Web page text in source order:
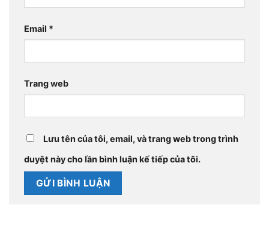
Email *
Trang web
Lưu tên của tôi, email, và trang web trong trình
duyệt này cho lần bình luận kế tiếp của tôi.